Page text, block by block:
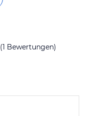
(1 Bewertungen)